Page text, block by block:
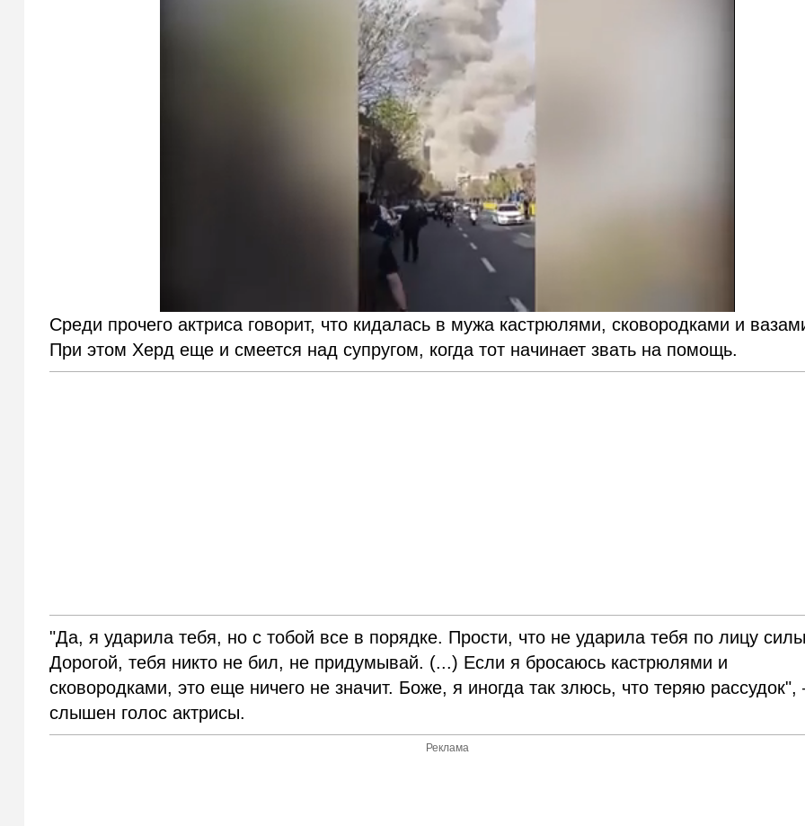
Среди прочего актриса говорит, что кидалась в мужа кастрюлями, сковородками и
При этом Херд еще и смеется над супругом, когда тот начинает звать на помощь.
"Да, я ударила тебя, но с тобой все в порядке. Прости, что не ударила тебя по лицу
Дорогой, тебя никто не бил, не придумывай. (...) Если я бросаюсь кастрюлями и
сковородками, это еще ничего не значит. Боже, я иногда так злюсь, что теряю
слышен голос актрисы.
Реклама